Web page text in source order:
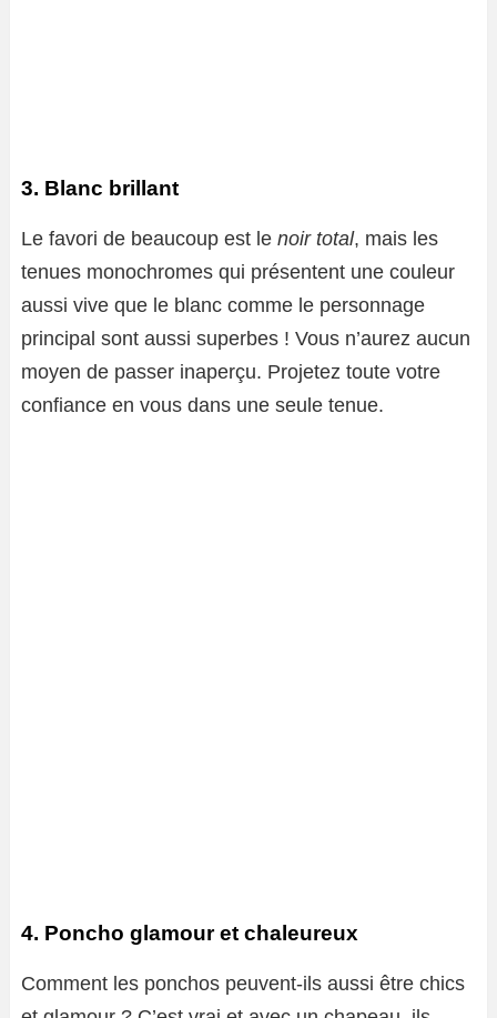
3. Blanc brillant
Le favori de beaucoup est le noir total, mais les
tenues monochromes qui présentent une couleur
aussi vive que le blanc comme le personnage
principal sont aussi superbes ! Vous n’aurez aucun
moyen de passer inaperçu. Projetez toute votre
confiance en vous dans une seule tenue.
4. Poncho glamour et chaleureux
Comment les ponchos peuvent-ils aussi être chics